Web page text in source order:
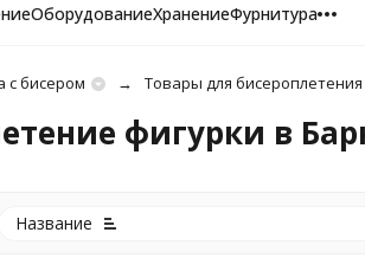
ОборудованиеХранениеФурнитура
с бисером Товары для бисероплетения
фигурки в
Название